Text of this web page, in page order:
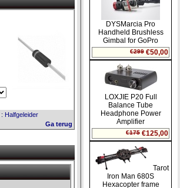
: Halfgeleider
Ga terug